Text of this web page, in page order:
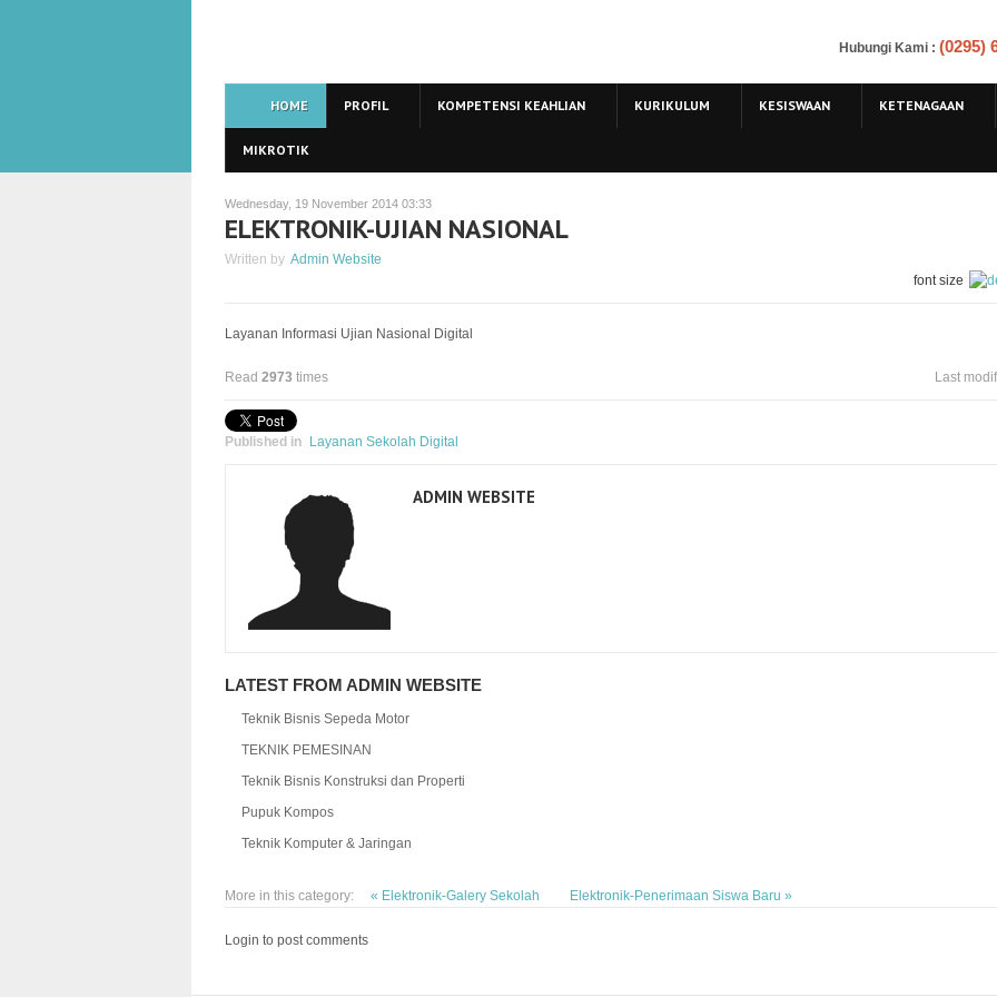
Hubungi Kami : (0295)
HOME PROFIL KOMPETENSI KEAHLIAN KURIKULUM KESISWAAN KETENAGAAN
MIKROTIK
Wednesday, 19 November 2014 03:33
ELEKTRONIK-UJIAN NASIONAL
Written by Admin Website
font size
Layanan Informasi Ujian Nasional Digital
Read 2973 times Last
Published in Layanan Sekolah Digital
ADMIN WEBSITE
LATEST FROM ADMIN WEBSITE
Teknik Bisnis Sepeda Motor
TEKNIK PEMESINAN
Teknik Bisnis Konstruksi dan Properti
Pupuk Kompos
Teknik Komputer & Jaringan
More in this category: « Elektronik-Galery Sekolah Elektronik-Penerimaan Siswa Baru »
Login to post comments